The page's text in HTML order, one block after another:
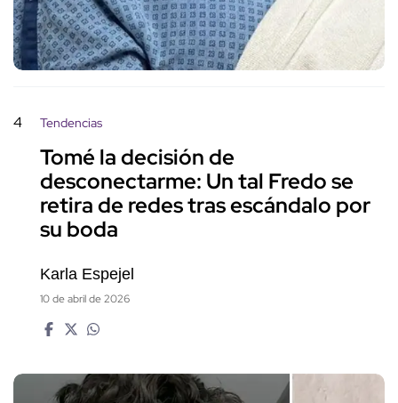
4 Tendencias
Tomé la decisión de
desconectarme: Un tal Fredo se
retira de redes tras escándalo por
su boda
Karla Espejel
10 de abril de 2026